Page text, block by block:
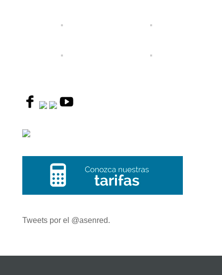
Tweets por el @asenred.